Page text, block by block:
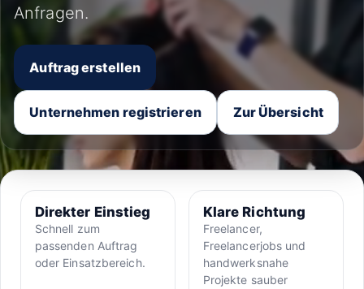
Anfragen.
Auftrag erstellen
Unternehmen registrieren Zur Übersicht
Direkter Einstieg
Schnell zum
passenden Auftrag
oder Einsatzbereich.
Klare Richtung
Freelancer,
Freelancerjobs und
handwerksnahe
Projekte sauber